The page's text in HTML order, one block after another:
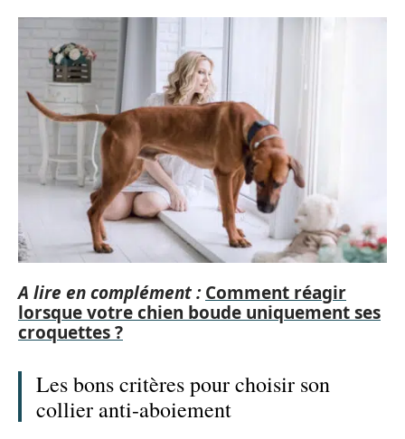
A lire en complément : Comment réagir
lorsque votre chien boude uniquement ses
croquettes ?
Les bons critères pour choisir son
collier anti-aboiement